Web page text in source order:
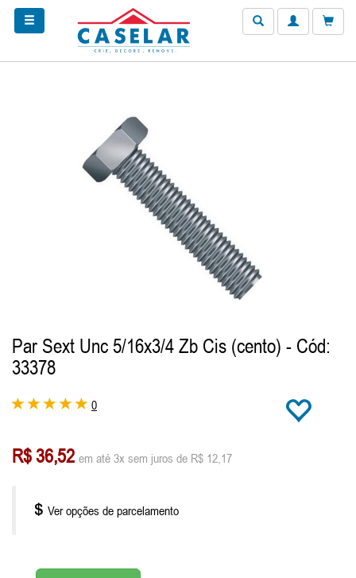
Par Sext Unc 5/16x3/4 Zb Cis (cento) - Cód:
33378
0
R$ 36,52 em até 3x sem juros de R$ 12,17
Ver opções de parcelamento